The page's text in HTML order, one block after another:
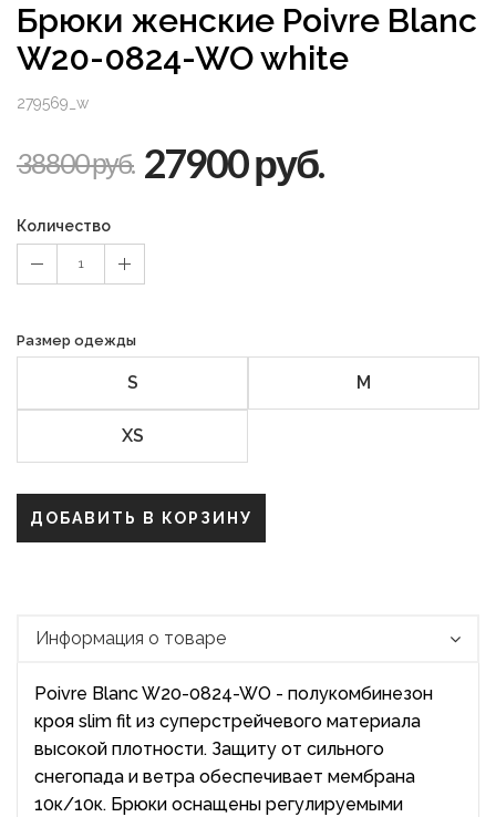
Брюки женские Poivre Blanc
W20-0824-WO white
279569_w
38800 руб. 27900 руб.
Количество
1
Размер одежды
S M
XS
ДОБАВИТЬ В КОРЗИНУ
Информация о товаре
Poivre Blanc W20-0824-WO - полукомбинезон
кроя slim fit из суперстрейчевого материала
высокой плотности. Защиту от сильного
снегопада и ветра обеспечивает мембрана
10к/10к. Брюки оснащены регулируемыми